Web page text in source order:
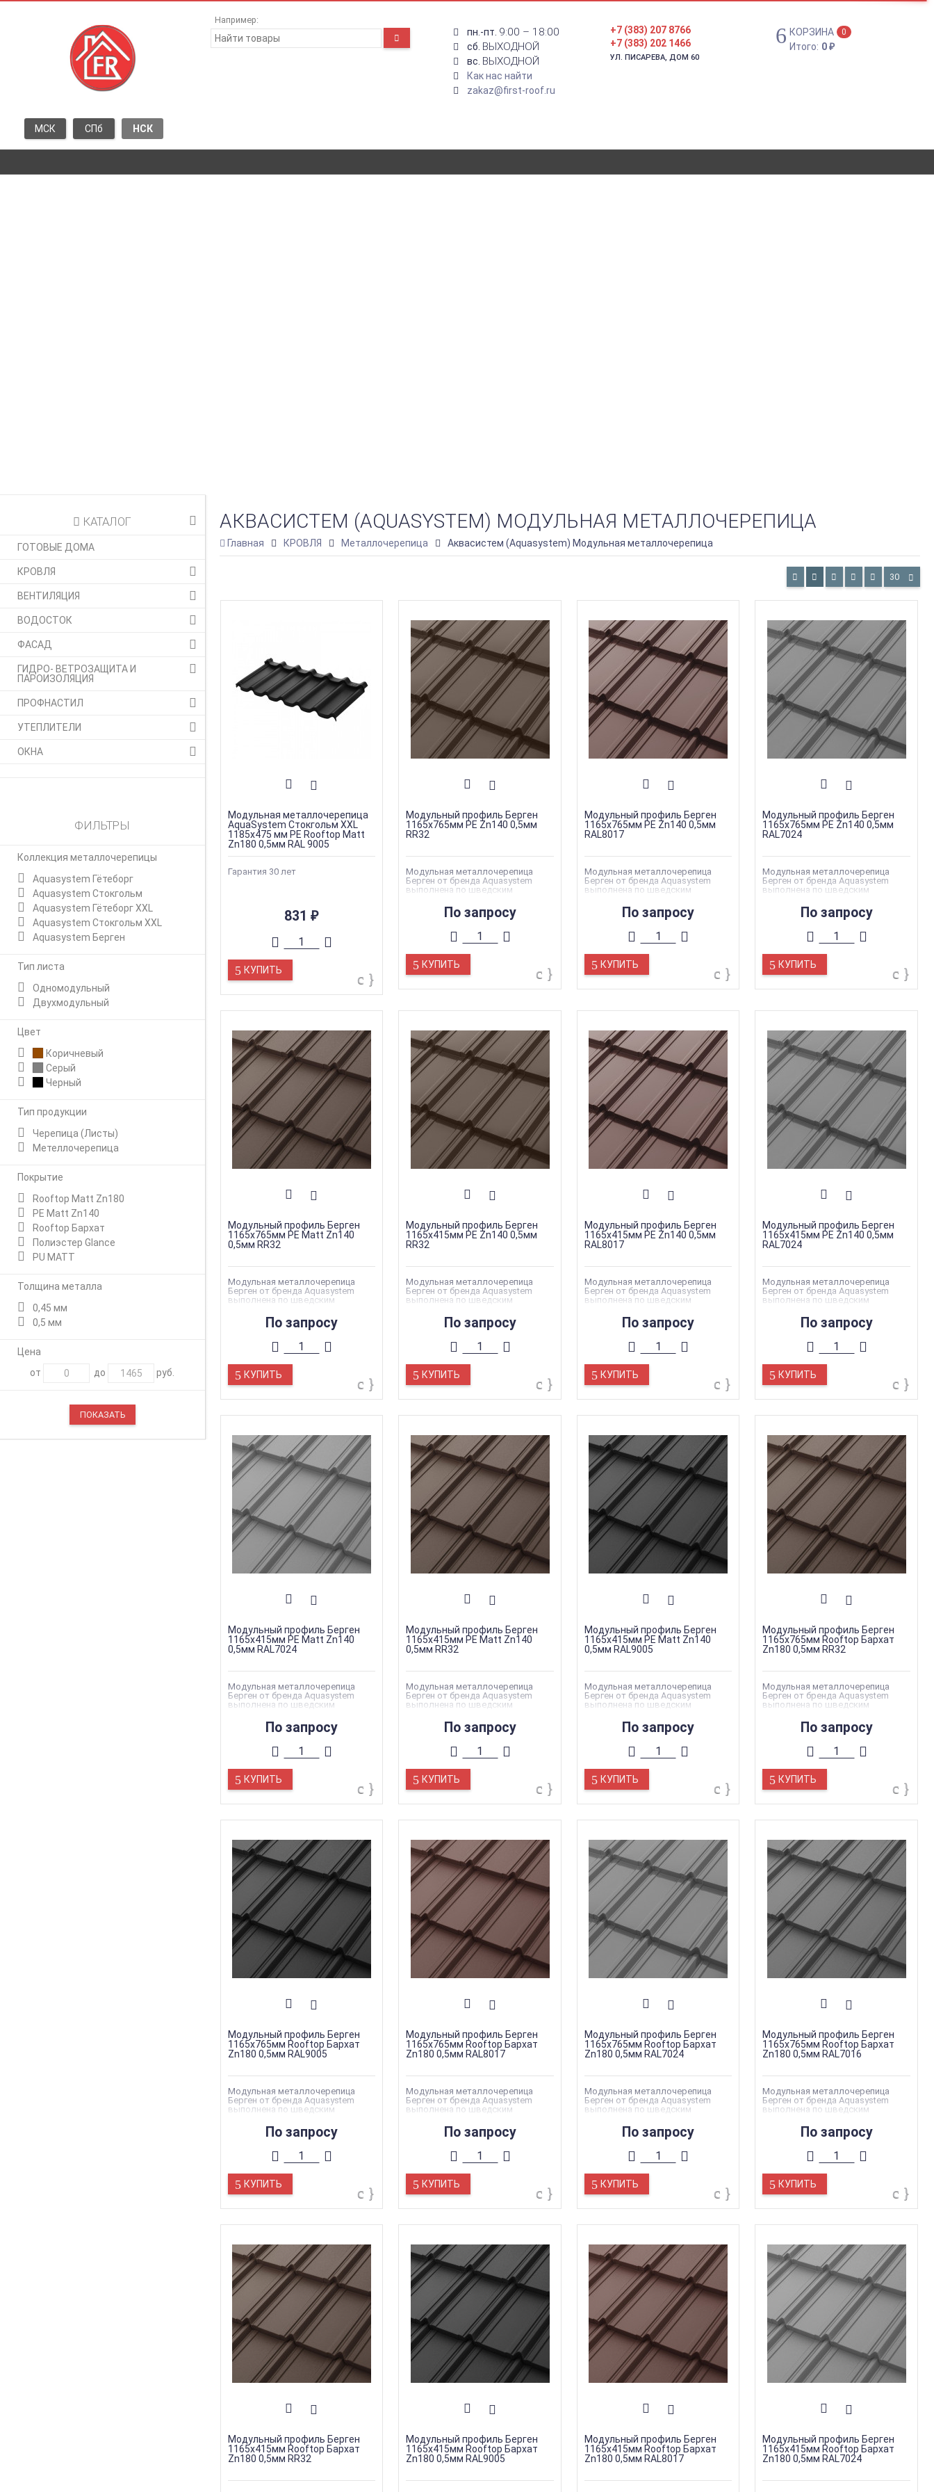
МСК СПб НСК
Например:
пн.-пт. 9:00 – 18:00
сб. ВЫХОДНОЙ
вс. ВЫХОДНОЙ
Как нас найти
zakaz@first-roof.ru
+7 (383) 207 8766
+7 (383) 202 1466
УЛ. ПИСАРЕВА, ДОМ 60
КОРЗИНА 0
Итого: 0₽
КАТАЛОГ
ГОТОВЫЕ ДОМА
КРОВЛЯ
ВЕНТИЛЯЦИЯ
ВОДОСТОК
ФАСАД
ГИДРО- ВЕТРОЗАЩИТА И
ПАРОИЗОЛЯЦИЯ
ПРОФНАСТИЛ
УТЕПЛИТЕЛИ
ОКНА
ФИЛЬТРЫ
Коллекция металлочерепицы
Aquasystem Гётеборг
Aquasystem Стокгольм
Aquasystem Гётеборг XXL
Aquasystem Стокгольм XXL
Aquasystem Берген
Тип листа
Одномодульный
Двухмодульный
Цвет
Коричневый
Серый
Черный
Тип продукции
Черепица (Листы)
Метеллочерепица
Покрытие
Rooftop Matt Zn180
PE Matt Zn140
Rooftop Бархат
Полиэстер Glance
PU MATT
Толщина металла
0,45 мм
0,5 мм
Цена
от
до руб.
АКВАСИСТЕМ (AQUASYSTEM) МОДУЛЬНАЯ МЕТАЛЛОЧЕРЕПИЦА
Главная КРОВЛЯ Металлочерепица Аквасистем (Aquasystem) Модульная металлочерепица
30
Модульная металлочерепица
AquaSystem Стокгольм XXL
1185х475 мм PE Rooftop Matt
Zn180 0,5мм RAL 9005
Гарантия 30 лет
831₽
КУПИТЬ
Модульный профиль Берген
1165х765мм PE Zn140 0,5мм
RR32
Модульная металлочерепица
Берген от бренда Aquasystem
выполнена по шведским
По запросу
КУПИТЬ
Модульный профиль Берген
1165х765мм PE Zn140 0,5мм
RAL8017
Модульная металлочерепица
Берген от бренда Aquasystem
выполнена по шведским
По запросу
КУПИТЬ
Модульный профиль Берген
1165х765мм PE Zn140 0,5мм
RAL7024
Модульная металлочерепица
Берген от бренда Aquasystem
выполнена по шведским
По запросу
КУПИТЬ
Модульный профиль Берген
1165х765мм PE Matt Zn140
0,5мм RR32
Модульная металлочерепица
Берген от бренда Aquasystem
выполнена по шведским
По запросу
КУПИТЬ
Модульный профиль Берген
1165х415мм PE Zn140 0,5мм
RR32
Модульная металлочерепица
Берген от бренда Aquasystem
выполнена по шведским
По запросу
КУПИТЬ
Модульный профиль Берген
1165х415мм PE Zn140 0,5мм
RAL8017
Модульная металлочерепица
Берген от бренда Aquasystem
выполнена по шведским
По запросу
КУПИТЬ
Модульный профиль Берген
1165х415мм PE Zn140 0,5мм
RAL7024
Модульная металлочерепица
Берген от бренда Aquasystem
выполнена по шведским
По запросу
КУПИТЬ
Модульный профиль Берген
1165х415мм PE Matt Zn140
0,5мм RAL7024
Модульная металлочерепица
Берген от бренда Aquasystem
выполнена по шведским
По запросу
КУПИТЬ
Модульный профиль Берген
1165х415мм PE Matt Zn140
0,5мм RR32
Модульная металлочерепица
Берген от бренда Aquasystem
выполнена по шведским
По запросу
КУПИТЬ
Модульный профиль Берген
1165х415мм PE Matt Zn140
0,5мм RAL9005
Модульная металлочерепица
Берген от бренда Aquasystem
выполнена по шведским
По запросу
КУПИТЬ
Модульный профиль Берген
1165х765мм Rooftop Бархат
Zn180 0,5мм RR32
Модульная металлочерепица
Берген от бренда Aquasystem
выполнена по шведским
По запросу
КУПИТЬ
Модульный профиль Берген
1165х765мм Rooftop Бархат
Zn180 0,5мм RAL9005
Модульная металлочерепица
Берген от бренда Aquasystem
выполнена по шведским
По запросу
КУПИТЬ
Модульный профиль Берген
1165х765мм Rooftop Бархат
Zn180 0,5мм RAL8017
Модульная металлочерепица
Берген от бренда Aquasystem
выполнена по шведским
По запросу
КУПИТЬ
Модульный профиль Берген
1165х765мм Rooftop Бархат
Zn180 0,5мм RAL7024
Модульная металлочерепица
Берген от бренда Aquasystem
выполнена по шведским
По запросу
КУПИТЬ
Модульный профиль Берген
1165х765мм Rooftop Бархат
Zn180 0,5мм RAL7016
Модульная металлочерепица
Берген от бренда Aquasystem
выполнена по шведским
По запросу
КУПИТЬ
Модульный профиль Берген
1165х415мм Rooftop Бархат
Zn180 0,5мм RR32
Модульный профиль Берген
1165х415мм Rooftop Бархат
Zn180 0,5мм RAL9005
Модульный профиль Берген
1165х415мм Rooftop Бархат
Zn180 0,5мм RAL8017
Модульный профиль Берген
1165х415мм Rooftop Бархат
Zn180 0,5мм RAL7024